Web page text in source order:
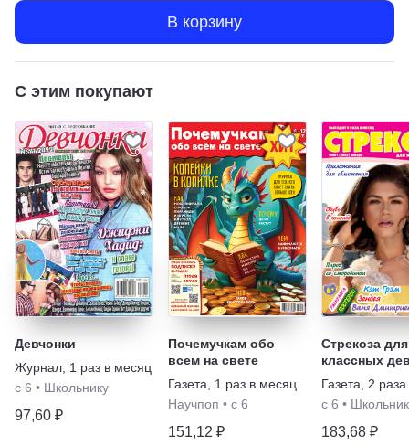
В корзину
С этим покупают
Девчонки
Журнал 1 раз в месяц
с 6 • Школьнику
97,60 ₽
Почемучкам обо
всем на свете
Газета
1 раз в месяц
Научпоп • с 6
151,12 ₽
Стрекоза для
классных
Газета
2
с 6 •
183,68 ₽